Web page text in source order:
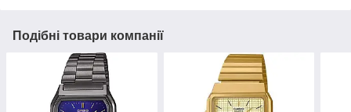
Подібні товари компанії